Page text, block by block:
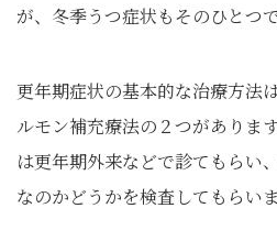
が、冬季うつ症状もそのひとつで
更年期症状の基本的な治療方法
ルモン補充療法の２つがありま
は更年期外来などで診てもらい
なのかどうかを検査してもらいま